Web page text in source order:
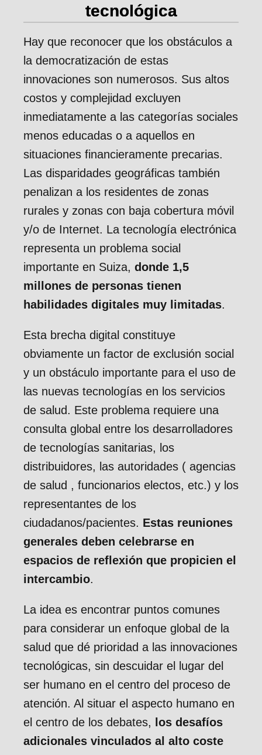
tecnológica
Hay que reconocer que los obstáculos a
la democratización de estas
innovaciones son numerosos. Sus altos
costos y complejidad excluyen
inmediatamente a las categorías sociales
menos educadas o a aquellos en
situaciones financieramente precarias.
Las disparidades geográficas también
penalizan a los residentes de zonas
rurales y zonas con baja cobertura móvil
y/o de Internet. La tecnología electrónica
representa un problema social
importante en Suiza, donde 1,5
millones de personas tienen
habilidades digitales muy limitadas.
Esta brecha digital constituye
obviamente un factor de exclusión social
y un obstáculo importante para el uso de
las nuevas tecnologías en los servicios
de salud. Este problema requiere una
consulta global entre los desarrolladores
de tecnologías sanitarias, los
distribuidores, las autoridades ( agencias
de salud , funcionarios electos, etc.) y los
representantes de los
ciudadanos/pacientes. Estas reuniones
generales deben celebrarse en
espacios de reflexión que propicien el
intercambio.
La idea es encontrar puntos comunes
para considerar un enfoque global de la
salud que dé prioridad a las innovaciones
tecnológicas, sin descuidar el lugar del
ser humano en el centro del proceso de
atención. Al situar el aspecto humano en
el centro de los debates,
los desafíos
adicionales vinculados al alto coste